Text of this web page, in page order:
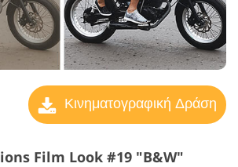
Κινηματογραφική Δράση
Film Look #19 "B&W"